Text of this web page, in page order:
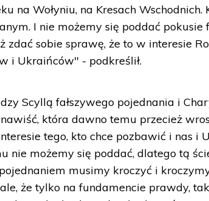
na Wołyniu, na Kresach
I nie możemy się poddać pokusie
zdać sobie sprawę, że to w interesie
i Ukraińców" - podkreślił.
Scyllą fałszywego pojednania i
która dawno temu przecież
tego, kto chce pozbawić i nas i
nie możemy się poddać, dlatego tą
musimy kroczyć i
że tylko na fundamencie prawdy,